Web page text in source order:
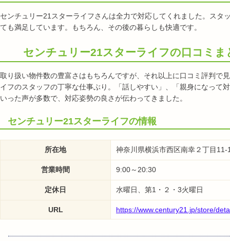
センチュリー21スターライフさんは全力で対応してくれました。スタ
ても満足しています。もちろん、その後の暮らしも快適です。
センチュリー21スターライフの口コミま
取り扱い物件数の豊富さはもちろんですが、それ以上に口コミ評判で
イフのスタッフの丁寧な仕事ぶり。「話しやすい」、「親身になって
いった声が多数で、対応姿勢の良さが伝わってきました。
センチュリー21スターライフの情報
所在地 神奈川県横浜市西区南幸２丁目
営業時間 9:00～20:30
定休日 水曜日、第1・２・3火曜日
URL https://www.century21.jp/store/